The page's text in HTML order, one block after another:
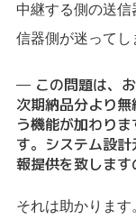
中継する側の送
信器側が迷ってし
─ この問題は、
次期納品分より
う機能が加わり
す。システム設
報提供を致します
それは助かります